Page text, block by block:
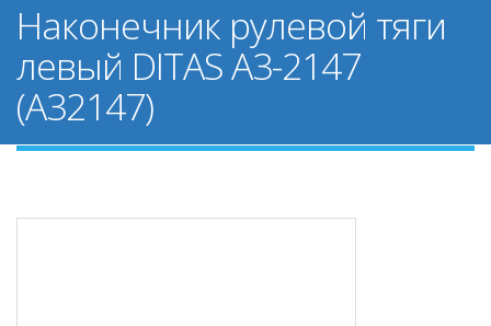
Наконечник рулевой тяги
левый DITAS A3-2147
(A32147)